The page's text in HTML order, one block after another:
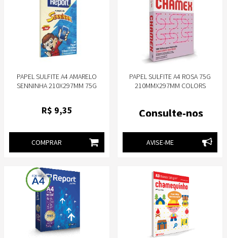
PAPEL SULFITE A4 AMARELO
SENNINHA 210X297MM 75G
R$ 9,35
COMPRAR
PAPEL SULFITE A4 ROSA 75G
210MMX297MM COLORS
Consulte-nos
AVISE-ME